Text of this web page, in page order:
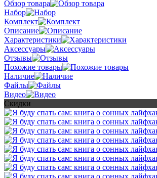
Обзор товара
Набор
Комплект
Описание
Характеристики
Аксессуары
Отзывы
Похожие товары
Наличие
Файлы
Видео
Скидки